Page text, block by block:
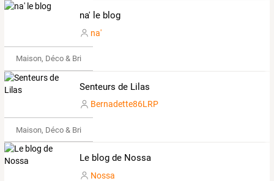
na' le blog
na'
Maison, Déco & Bricolage
Senteurs de Lilas
Bernadette86LRP
Maison, Déco & Bricolage
Le blog de Nossa
Nossa